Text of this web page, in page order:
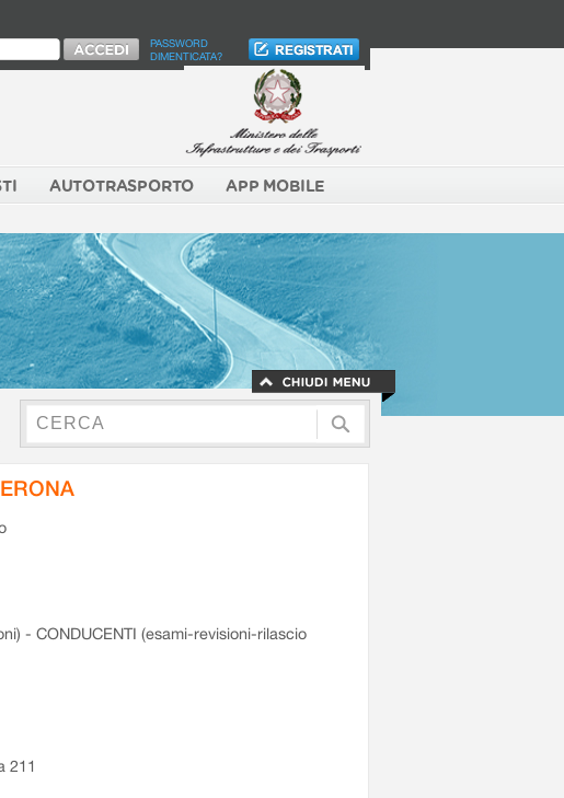
PASSWORD
DIMENTICATA?
AUTOTRASPORTO APP MOBILE
- CONDUCENTI (esami-revisioni-rilascio
211